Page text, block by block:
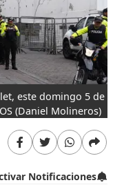
este domingo 5 de
(Daniel Molineros)
Notificaciones